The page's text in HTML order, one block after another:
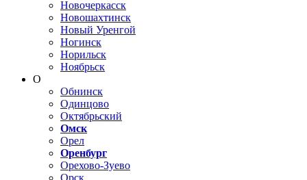
Новочеркасск
Новошахтинск
Новый Уренгой
Ногинск
Норильск
Ноябрьск
О
Обнинск
Одинцово
Октябрьский
Омск
Орел
Оренбург
Орехово-Зуево